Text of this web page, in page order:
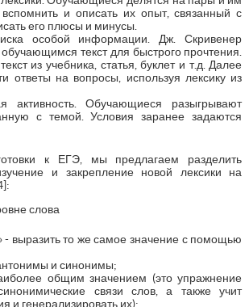
вспомнить и описать их опыт, связанный с
его плюсы и минусы.
особой информации. Дж. Скривенер
обучающимся текст для быстрого прочтения.
из учебника, статья, буклет и т.д. Далее
ответы на вопросы, используя лексику из
активность. Обучающиеся разыгрывают
с темой. Условия заранее задаются
к ЕГЭ, мы предлагаем разделить
и закрепление новой лексики на
слова
- выразить то же самое значение с помощью
и синонимы;
общим значением (это упражнение
связи слов, а также учит
и генерализировать их);